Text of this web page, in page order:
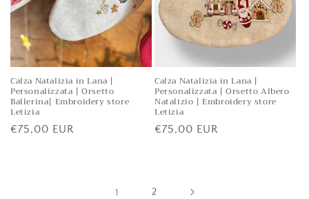
Calza Natalizia in Lana |
Personalizzata | Orsetto
Ballerina| Embroidery store
Letizia
Prezzo
€75,00 EUR
Calza Natalizia in Lana |
Personalizzata | Orsetto Albero
Natalizio | Embroidery store
Letizia
Prezzo
€75,00 EUR
1 2